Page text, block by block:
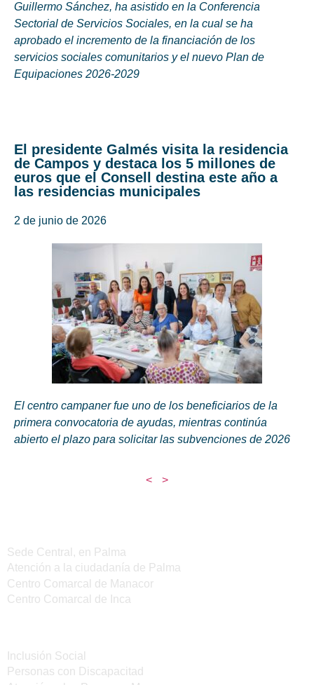
Guillermo Sánchez, ha asistido en la Conferencia
Sectorial de Servicios Sociales, en la cual se ha
aprobado el incremento de la financiación de los
servicios sociales comunitarios y el nuevo Plan de
Equipaciones 2026-2029
El presidente Galmés visita la residencia
de Campos y destaca los 5 millones de
euros que el Consell destina este año a
las residencias municipales
2 de junio de 2026
El centro campaner fue uno de los beneficiarios de la
primera convocatoria de ayudas, mientras continúa
abierto el plazo para solicitar las subvenciones de 2026
< >
Sede Central, en Palma
Atención a la ciudadanía de Palma
Centro Comarcal de Manacor
Centro Comarcal de Inca
Inclusión Social
Personas con Discapacitad